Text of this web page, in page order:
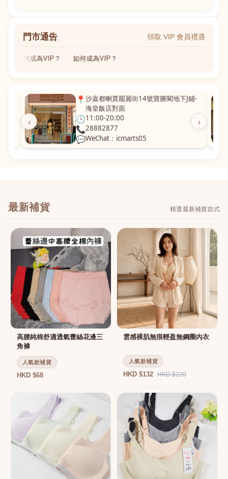
門市通告 領取 VIP 會員禮遇
如何成為VIP？ 如何成為VIP？
‹ ›
📍 沙嘉都喇賈罷麗街14號寶勝閣地下J鋪-
海皇飯店對面
🕒11:00-20:00
📞28882877
💬WeChat：icmarts05
最新補貨 精選最新補貨款式
高腰純棉舒適透氣蕾絲花邊三
角褲
人氣款補貨
HKD $68
雲感裸肌無痕輕盈無鋼圈內衣
人氣款補貨
HKD $132 HKD $220